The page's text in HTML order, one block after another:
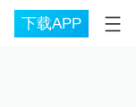
下载APP